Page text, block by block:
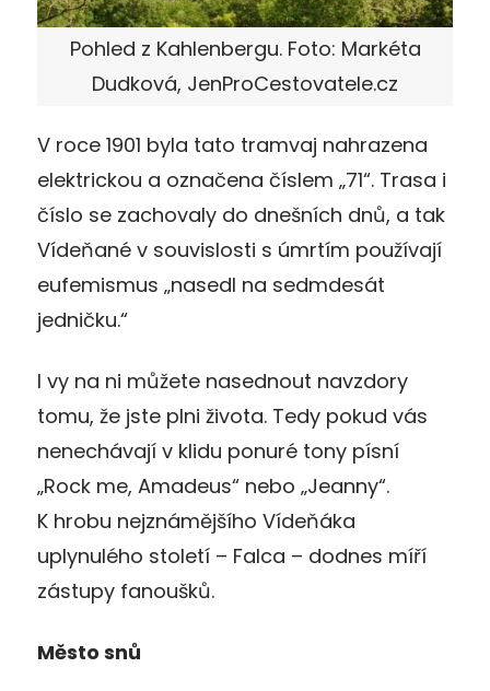
Pohled z Kahlenbergu. Foto: Markéta
Dudková, JenProCestovatele.cz
V roce 1901 byla tato tramvaj nahrazena
elektrickou a označena číslem „71“. Trasa i
číslo se zachovaly do dnešních dnů, a tak
Vídeňané v souvislosti s úmrtím používají
eufemismus „nasedl na sedmdesát
jedničku.“
I vy na ni můžete nasednout navzdory
tomu, že jste plni života. Tedy pokud vás
nenechávají v klidu ponuré tony písní
„Rock me, Amadeus“ nebo „Jeanny“.
K hrobu nejznámějšího Vídeňáka
uplynulého století – Falca – dodnes míří
zástupy fanoušků.
Město snů